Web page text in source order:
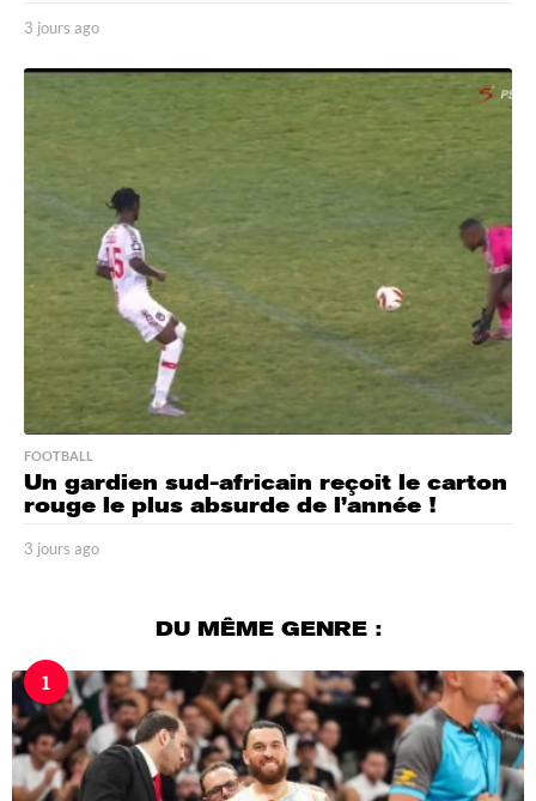
3 jours ago
o
o
FOOTBALL
Un gardien sud-africain reçoit le carton
rouge le plus absurde de l’année !
3 jours ago
a
g
o
DU MÊME GENRE :
1